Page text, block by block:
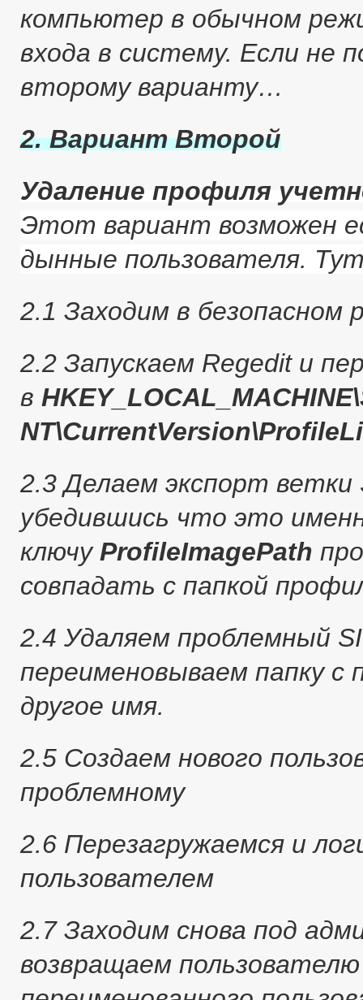
компьютер в обычном
входа в систему. Если не
второму варианту…
2. Вариант Второй
Удаление профиля
Этот вариант возможен
дынные пользователя.
2.1 Заходим в
2.2 Запускаем Regedit и
в
2.3 Делаем экспорт
убедившись что это
ключуProfileImagePath
совпадать с папкой
2.4 Удаляем проблемный
переименовываем папку с
другое имя.
2.5 Создаем нового
проблемному
2.6 Перезагружаемся и
пользователем
2.7 Заходим снова под
возвращаем